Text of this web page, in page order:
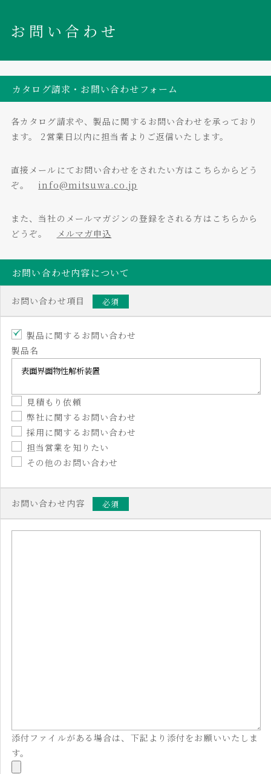
お問い合わせ
カタログ請求・お問い合わせフォーム
各カタログ請求や、製品に関するお問い合わせを承っており
ます。
2営業日以内に担当者よりご返信いたします。
直接メールにてお問い合わせをされたい方はこちらからどう
ぞ。 info@mitsuwa.co.jp
また、当社のメールマガジンの登録をされる方はこちらから
どうぞ。
メルマガ申込
お問い合わせ内容について
お問い合わせ項目 必須
製品に関するお問い合わせ
製品名
見積もり依頼
弊社に関するお問い合わせ
採用に関するお問い合わせ
担当営業を知りたい
その他のお問い合わせ
お問い合わせ内容 必須
添付ファイルがある場合は、下記より添付をお願いいたしま
す。